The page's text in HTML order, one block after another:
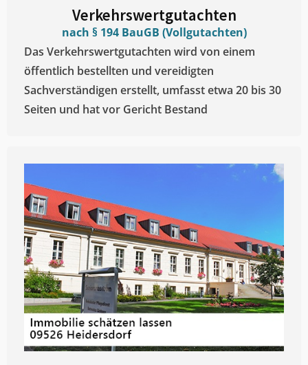
Verkehrswertgutachten
nach § 194 BauGB (Vollgutachten)
Das Verkehrswertgutachten wird von einem
öffentlich bestellten und vereidigten
Sachverständigen erstellt, umfasst etwa 20 bis 30
Seiten und hat vor Gericht Bestand